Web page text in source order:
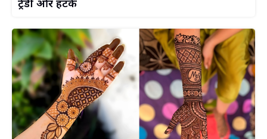
ट्रेंडी और हटके